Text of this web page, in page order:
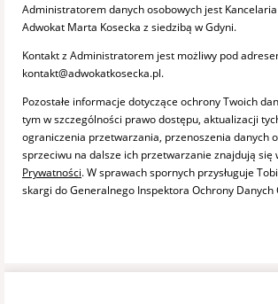
Administratorem danych osobowych jest
Adwokat Marta Kosecka z siedzibą w Gdyni.
Kontakt z Administratorem jest możliwy pod
kontakt@adwokatkosecka.pl.
Pozostałe informacje dotyczące ochrony Twoich
tym w szczególności prawo dostępu, aktualizacji
ograniczenia przetwarzania, przenoszenia danych
sprzeciwu na dalsze ich przetwarzanie znajdują się
Prywatności. W sprawach spornych przysługuje
skargi do Generalnego Inspektora Ochrony Danych